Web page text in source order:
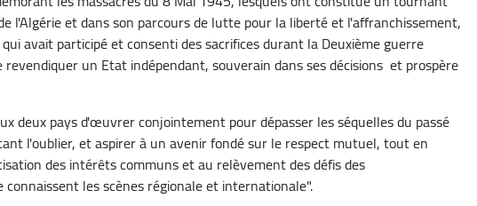
l'Algérie et dans son parcours de lutte pour la liberté et l'affranchissement,
avait participé et consenti des sacrifices durant la Deuxième guerre
un Etat indépendant, souverain dans ses décisions et prospère
deux pays d'œuvrer conjointement pour dépasser les séquelles du passé
l'oublier, et aspirer à un avenir fondé sur le respect mutuel, tout en
des intérêts communs et au relèvement des défis des
les scènes régionale et internationale".